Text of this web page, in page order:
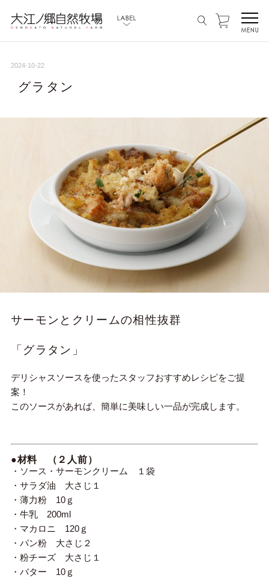
2024-10-22
グラタン
サーモンとクリームの相性抜群
「グラタン」
デリシャスソースを使ったスタッフおすすめレシピをご提
案！
このソースがあれば、簡単に美味しい一品が完成します。
●材料 （２人前）
・ソース・サーモンクリーム １袋
・サラダ油 大さじ１
・薄力粉 10ｇ
・牛乳 200ml
・マカロニ 120ｇ
・パン粉 大さじ２
・粉チーズ 大さじ１
・バター 10ｇ